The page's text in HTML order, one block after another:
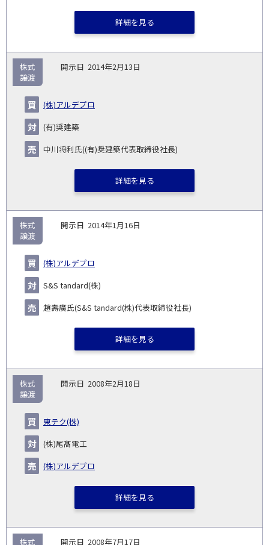
詳細を見る
2014年2月13日
(株)アルデプロ
(有)奨建築
中川将利氏((有)奨建築代表取締役社長)
株式
譲渡
詳細を見る
2014年1月16日
(株)アルデプロ
S&S tandard(株)
趙壽廣氏(S&S tandard(株)代表取締役社長)
株式
譲渡
詳細を見る
2008年2月18日
東テク(株)
(株)尾髙電工
(株)アルデプロ
株式
譲渡
詳細を見る
2008年7月17日
株式